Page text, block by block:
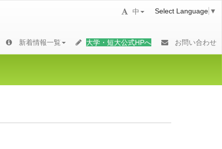
中 Select Language ▼
新着情報一覧 大学・短大公式HPへ お問い合わせ